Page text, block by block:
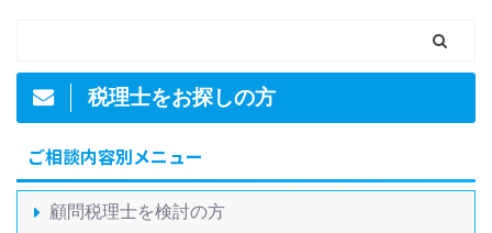
税理士をお探しの方
ご相談内容別メニュー
顧問税理士を検討の方